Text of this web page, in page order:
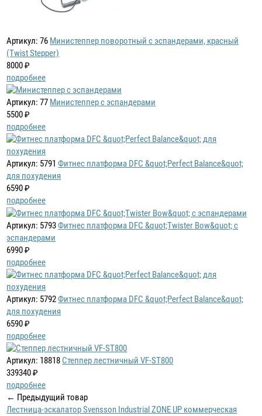
Артикул: 76 Министеппер поворотный с эспандерами, красный
(Twist Stepper)
8000 ₽
подробнее
Артикул: 77 Министеппер с эспандерами
5500 ₽
подробнее
Артикул: 5791 Фитнес платформа DFC &quot;Perfect Balance&quot;
для похудения
6590 ₽
подробнее
Артикул: 5793Фитнес платформа DFC &quot;Twister Bow&quot; с
эспандерами
6990 ₽
подробнее
Артикул: 5792Фитнес платформа DFC &quot;Perfect Balance&quot;
для похудения
6590 ₽
подробнее
Артикул: 18818 Степпер лестничный VF-ST800
339340 ₽
подробнее
← Предыдущий товар
Лестница-эскалатор Svensson Industrial ZONE UP коммерческая